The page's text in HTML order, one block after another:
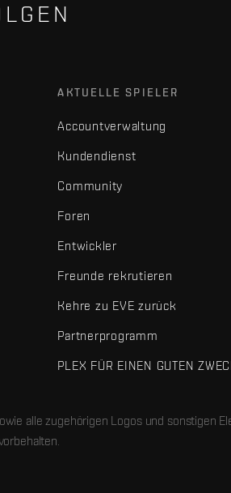
AKTUELLE SPIELER
Accountverwaltung
Kundendienst
Community
Foren
Entwickler
Freunde rekrutieren
Kehre zu EVE zurück
Partnerprogramm
PLEX FÜR EINEN GUTEN
alle zugehörigen Logos und sonstigen